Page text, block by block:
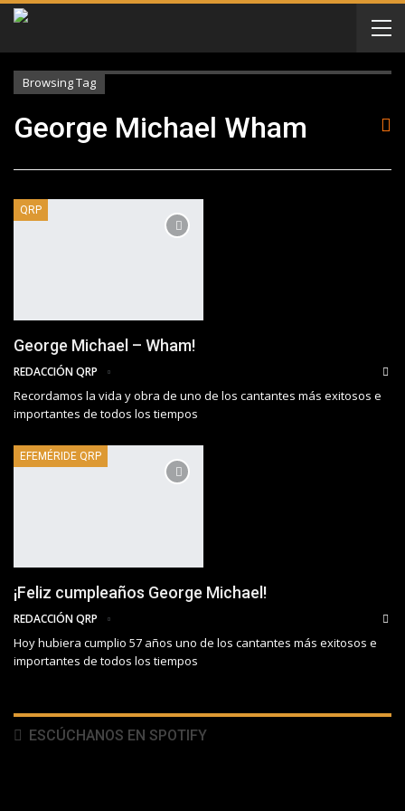
Browsing Tag
George Michael Wham
QRP
George Michael – Wham!
REDACCIÓN QRP
Recordamos la vida y obra de uno de los cantantes más exitosos e
importantes de todos los tiempos
EFEMÉRIDE QRP
¡Feliz cumpleaños George Michael!
REDACCIÓN QRP
Hoy hubiera cumplio 57 años uno de los cantantes más exitosos e
importantes de todos los tiempos
ESCÚCHANOS EN SPOTIFY